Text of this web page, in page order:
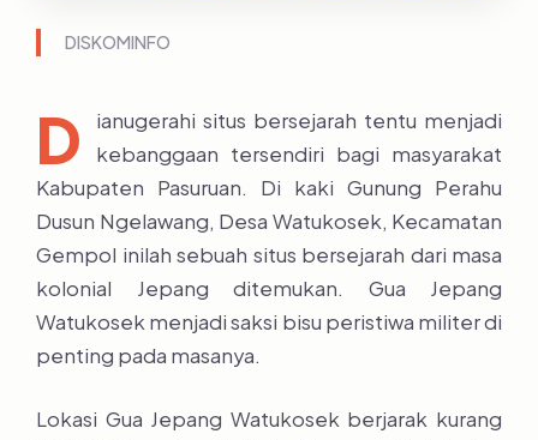
DISKOMINFO
D
ianugerahi situs bersejarah tentu menjadi
kebanggaan tersendiri bagi masyarakat
Kabupaten Pasuruan. Di kaki Gunung Perahu
Dusun Ngelawang, Desa Watukosek, Kecamatan
Gempol inilah sebuah situs bersejarah dari masa
kolonial Jepang ditemukan. Gua Jepang
Watukosek menjadi saksi bisu peristiwa militer di
penting pada masanya.
Lokasi Gua Jepang Watukosek berjarak kurang